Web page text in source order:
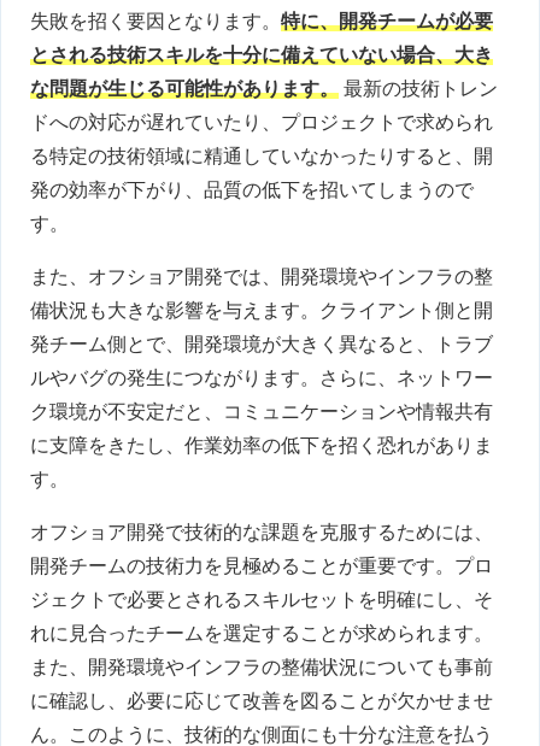
失敗を招く要因となります。 特に、開発チームが必要
とされる技術スキルを十分に備えていない場合、大き
な問題が生じる可能性があります。 最新の技術トレン
ドへの対応が遅れていたり、プロジェクトで求められ
る特定の技術領域に精通していなかったりすると、開
発の効率が下がり、品質の低下を招いてしまうので
す。
また、オフショア開発では、開発環境やインフラの整
備状況も大きな影響を与えます。クライアント側と開
発チーム側とで、開発環境が大きく異なると、トラブ
ルやバグの発生につながります。さらに、ネットワー
ク環境が不安定だと、コミュニケーションや情報共有
に支障をきたし、作業効率の低下を招く恐れがありま
す。
オフショア開発で技術的な課題を克服するためには、
開発チームの技術力を見極めることが重要です。プロ
ジェクトで必要とされるスキルセットを明確にし、そ
れに見合ったチームを選定することが求められます。
また、開発環境やインフラの整備状況についても事前
に確認し、必要に応じて改善を図ることが欠かせませ
ん。このように、技術的な側面にも十分な注意を払う